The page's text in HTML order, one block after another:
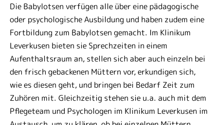
Die Babylotsen verfügen alle über eine pädagogische
oder psychologische Ausbildung und haben zudem eine
Fortbildung zum Babylotsen gemacht. Im Klinikum
Leverkusen bieten sie Sprechzeiten in einem
Aufenthaltsraum an, stellen sich aber auch einzeln bei
den frisch gebackenen Müttern vor, erkundigen sich,
wie es diesen geht, und bringen bei Bedarf Zeit zum
Zuhören mit. Gleichzeitig stehen sie u.a. auch mit dem
Pflegeteam und Psychologen im Klinikum Leverkusen im